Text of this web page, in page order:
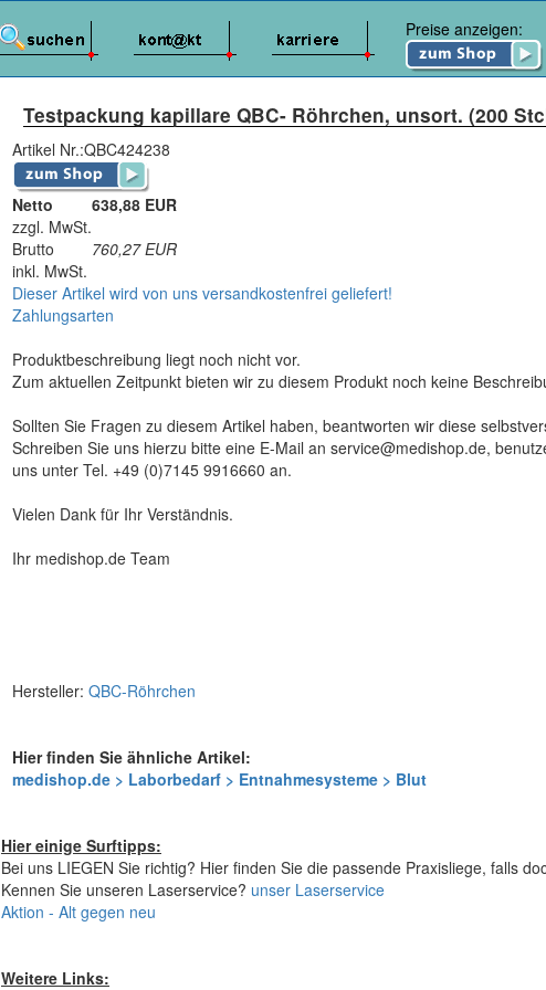
Preise anzeigen:
Testpackung kapillare QBC- Röhrchen, unsort. (200
Artikel Nr.:QBC424238
Netto
638,88 EUR
zzgl. MwSt.
Brutto
760,27 EUR
inkl. MwSt.
Dieser Artikel wird von uns versandkostenfrei geliefert!
Zahlungsarten
Produktbeschreibung liegt noch nicht vor.
Zum aktuellen Zeitpunkt bieten wir zu diesem Produkt noch keine
Sollten Sie Fragen zu diesem Artikel haben, beantworten wir diese
Schreiben Sie uns hierzu bitte eine E-Mail an service@medishop.de,
uns unter Tel. +49 (0)7145 9916660 an.
Vielen Dank für Ihr Verständnis.
Ihr medishop.de Team
Hersteller: QBC-Röhrchen
Hier finden Sie ähnliche Artikel:
medishop.de > Laborbedarf > Entnahmesysteme > Blut
Hier einige Surftipps:
Bei uns LIEGEN Sie richtig? Hier finden Sie die passende Praxisliege, falls
Kennen Sie unseren Laserservice? unser Laserservice
Aktion - Alt gegen neu
Weitere Links: